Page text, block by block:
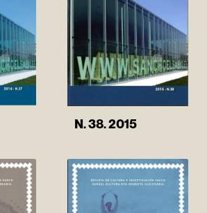
N. 38. 2015